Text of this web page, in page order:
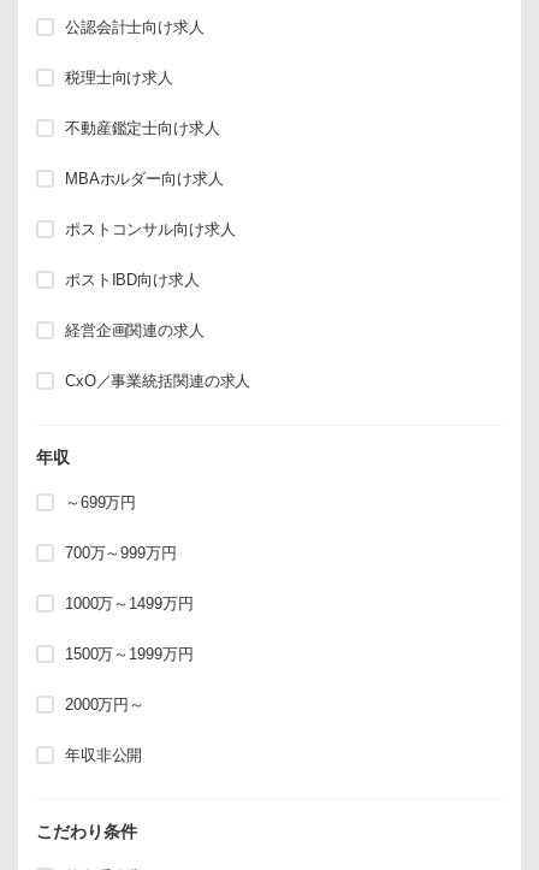
公認会計士向け求人
税理士向け求人
不動産鑑定士向け求人
MBAホルダー向け求人
ポストコンサル向け求人
ポストIBD向け求人
経営企画関連の求人
CxO／事業統括関連の求人
年収
～699万円
700万～999万円
1000万～1499万円
1500万～1999万円
2000万円～
年収非公開
こだわり条件